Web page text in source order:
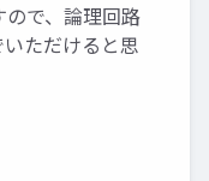
で、論理回路
ただけると思